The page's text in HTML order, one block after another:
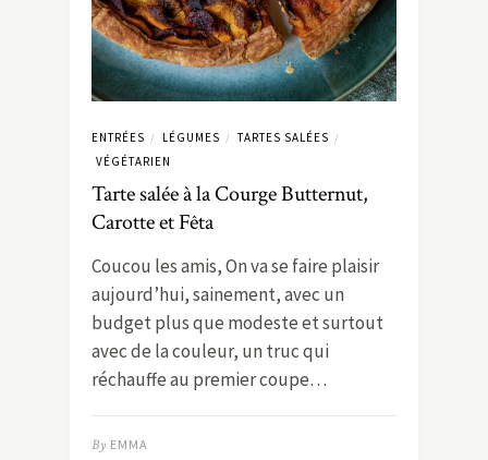
ENTRÉES / LÉGUMES / TARTES SALÉES /
VÉGÉTARIEN
Tarte salée à la Courge Butternut,
Carotte et Fêta
Coucou les amis, On va se faire plaisir
aujourd’hui, sainement, avec un
budget plus que modeste et surtout
avec de la couleur, un truc qui
réchauffe au premier coupe…
By EMMA